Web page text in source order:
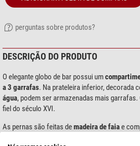
perguntas sobre produtos?
DESCRIÇÃO DO PRODUTO
O elegante globo de bar possui um
a 3 garrafas. Na prateleira inferior, decorada
água, podem ser armazenadas mais
fiel do século XVI.
As pernas são feitas demadeira de faiae